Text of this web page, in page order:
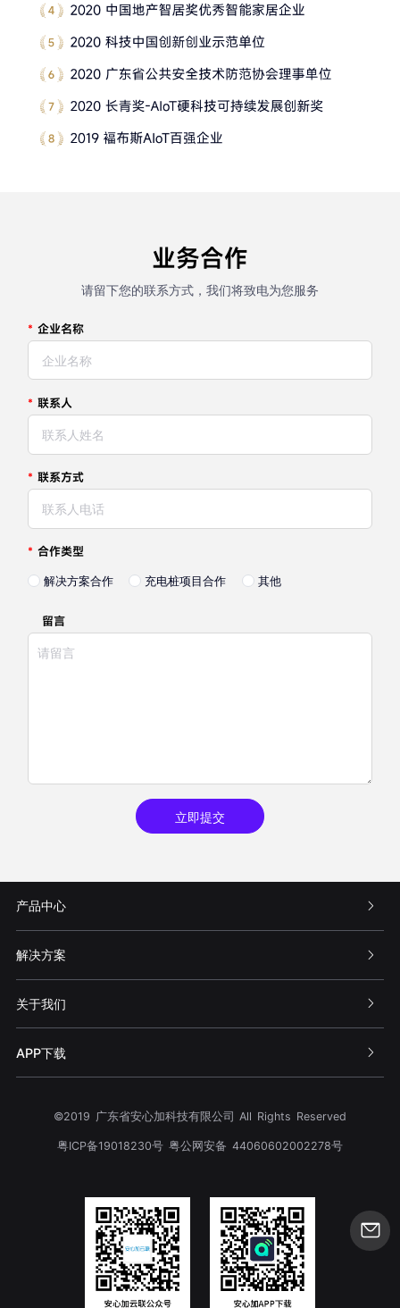
业务合作
请留下您的联系方式，我们将致电为您服务
* 企业名称
* 联系人
* 联系方式
* 合作类型
解决方案合作 充电桩项目合作 其他
留言
立即提交
产品中心
解决方案
关于我们
APP下载
©2019 广东省安心加科技有限公司 All Rights Reserved
粤ICP备19018230号 粤公网安备 44060602002278号